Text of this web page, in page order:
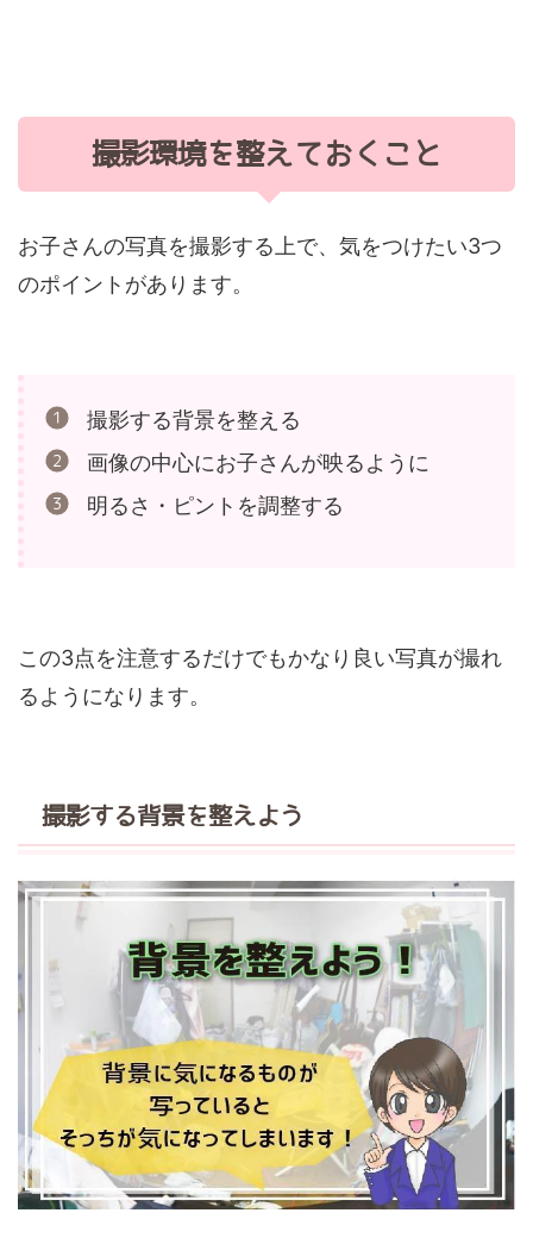
撮影環境を整えておくこと
お子さんの写真を撮影する上で、気をつけたい3つ
のポイントがあります。
撮影する背景を整える
画像の中心にお子さんが映るように
明るさ・ピントを調整する
この3点を注意するだけでもかなり良い写真が撮れ
るようになります。
撮影する背景を整えよう